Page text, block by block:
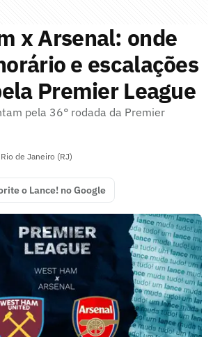
x Arsenal: onde
e escalações
Premier League
pela 36° rodada da Premier
Rio de Janeiro (RJ)
o Lance! no Google